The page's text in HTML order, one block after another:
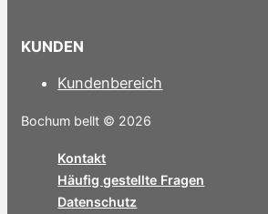
KUNDEN
Kundenbereich
Bochum bellt © 2026
Kontakt
Häufig gestellte Fragen
Datenschutz